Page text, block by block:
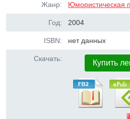
Жанр: Юмористическая
Год: 2004
ISBN: нет данных
Скачать: Купить